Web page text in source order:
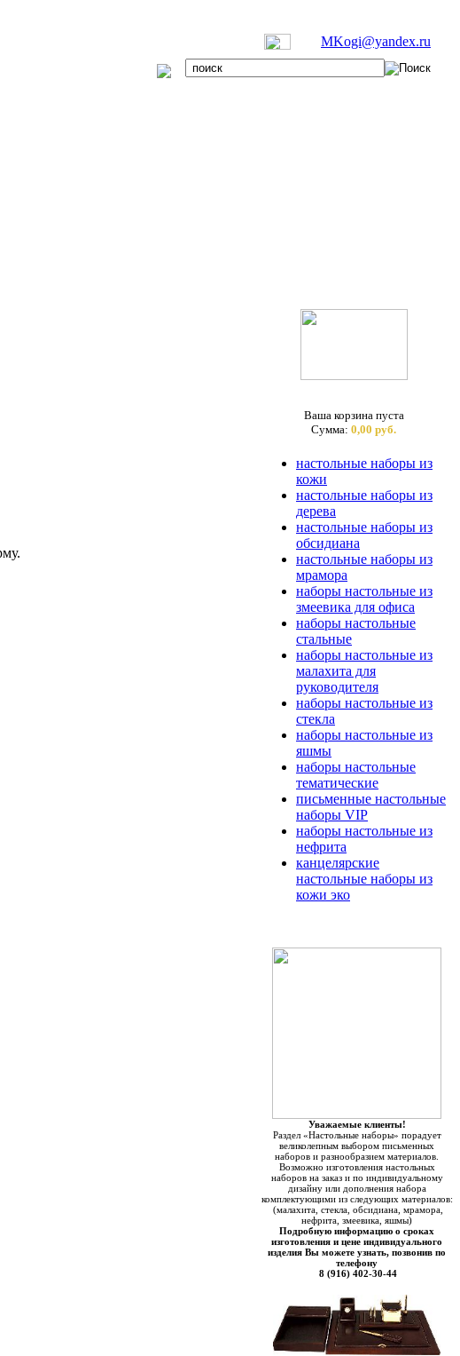
MKogi@yandex.ru
Ваша корзина пуста
Сумма: 0,00 руб.
настольные наборы из
кожи
настольные наборы из
дерева
настольные наборы из
обсидиана
настольные наборы из
мрамора
наборы настольные из
змеевика для офиса
наборы настольные
стальные
наборы настольные из
малахита для
руководителя
наборы настольные из
стекла
наборы настольные из
яшмы
наборы настольные
тематические
письменные настольные
наборы VIP
наборы настольные из
нефрита
канцелярские
настольные наборы из
кожи эко
Уважаемые клиенты!
Раздел «Настольные наборы» порадует
великолепным выбором письменных
наборов и разнообразием материалов.
Возможно изготовления настольных
наборов на заказ и по индивидуальному
дизайну или дополнения набора
комплектующими из следующих материалов:
(малахита, стекла, обсидиана, мрамора,
нефрита, змеевика, яшмы)
Подробную информацию о сроках
изготовления и цене индивидуального
изделия Вы можете узнать, позвонив по
телефону
8 (916) 402-30-44